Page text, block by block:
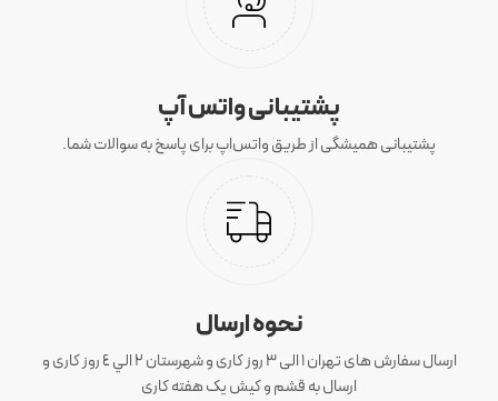
پشتیبانی واتس آپ
پشتیبانی همیشگی از طریق واتس‌اپ برای پاسخ به سوالات شما.
نحوه ارسال
ارسال سفارش های تهران 1 الی 3 روز کاری و شهرستان ٢ الي ٤ روز کاری و
ارسال به قشم و کیش یک هفته کاری